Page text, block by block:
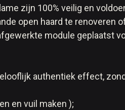
zijn 100% veilig en
open haard te
module geplaatst
authentiek effect,
en vuil maken );